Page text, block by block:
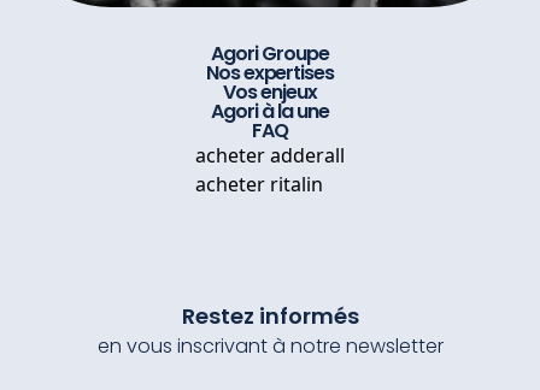
Agori Groupe
Nos expertises
Vos enjeux
Agori à la une
FAQ
acheter adderall
acheter ritalin
Restez informés
en vous inscrivant à notre newsletter